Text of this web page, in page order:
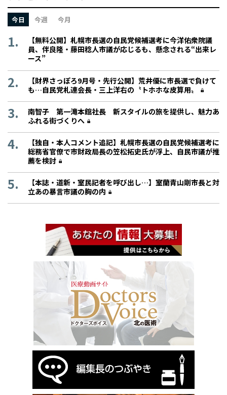
今日 今週 今月
【無料公開】札幌市長選の自民党候補選考に今洋佑衆院議
員、伴良隆・藤田稔人市議が応じるも、懸念される“出来レ
ース”
【財界さっぽろ9月号・先行公開】荒井優に市長選で負けて
も…自民党札連会長・三上洋右の〝トホホな皮算用〟
南智子 第一滝本館社長 新スタイルの旅を提供し、魅力あ
ふれる街づくりへ
【独自・本人コメント追記】札幌市長選の自民党候補選考に
総務省官僚で市財政局長の笠松拓史氏が浮上、自民市議が推
薦を検討
【本誌・道新・室民記者を呼び出し…】室蘭青山剛市長と対
立あの暴言市議の胸の内